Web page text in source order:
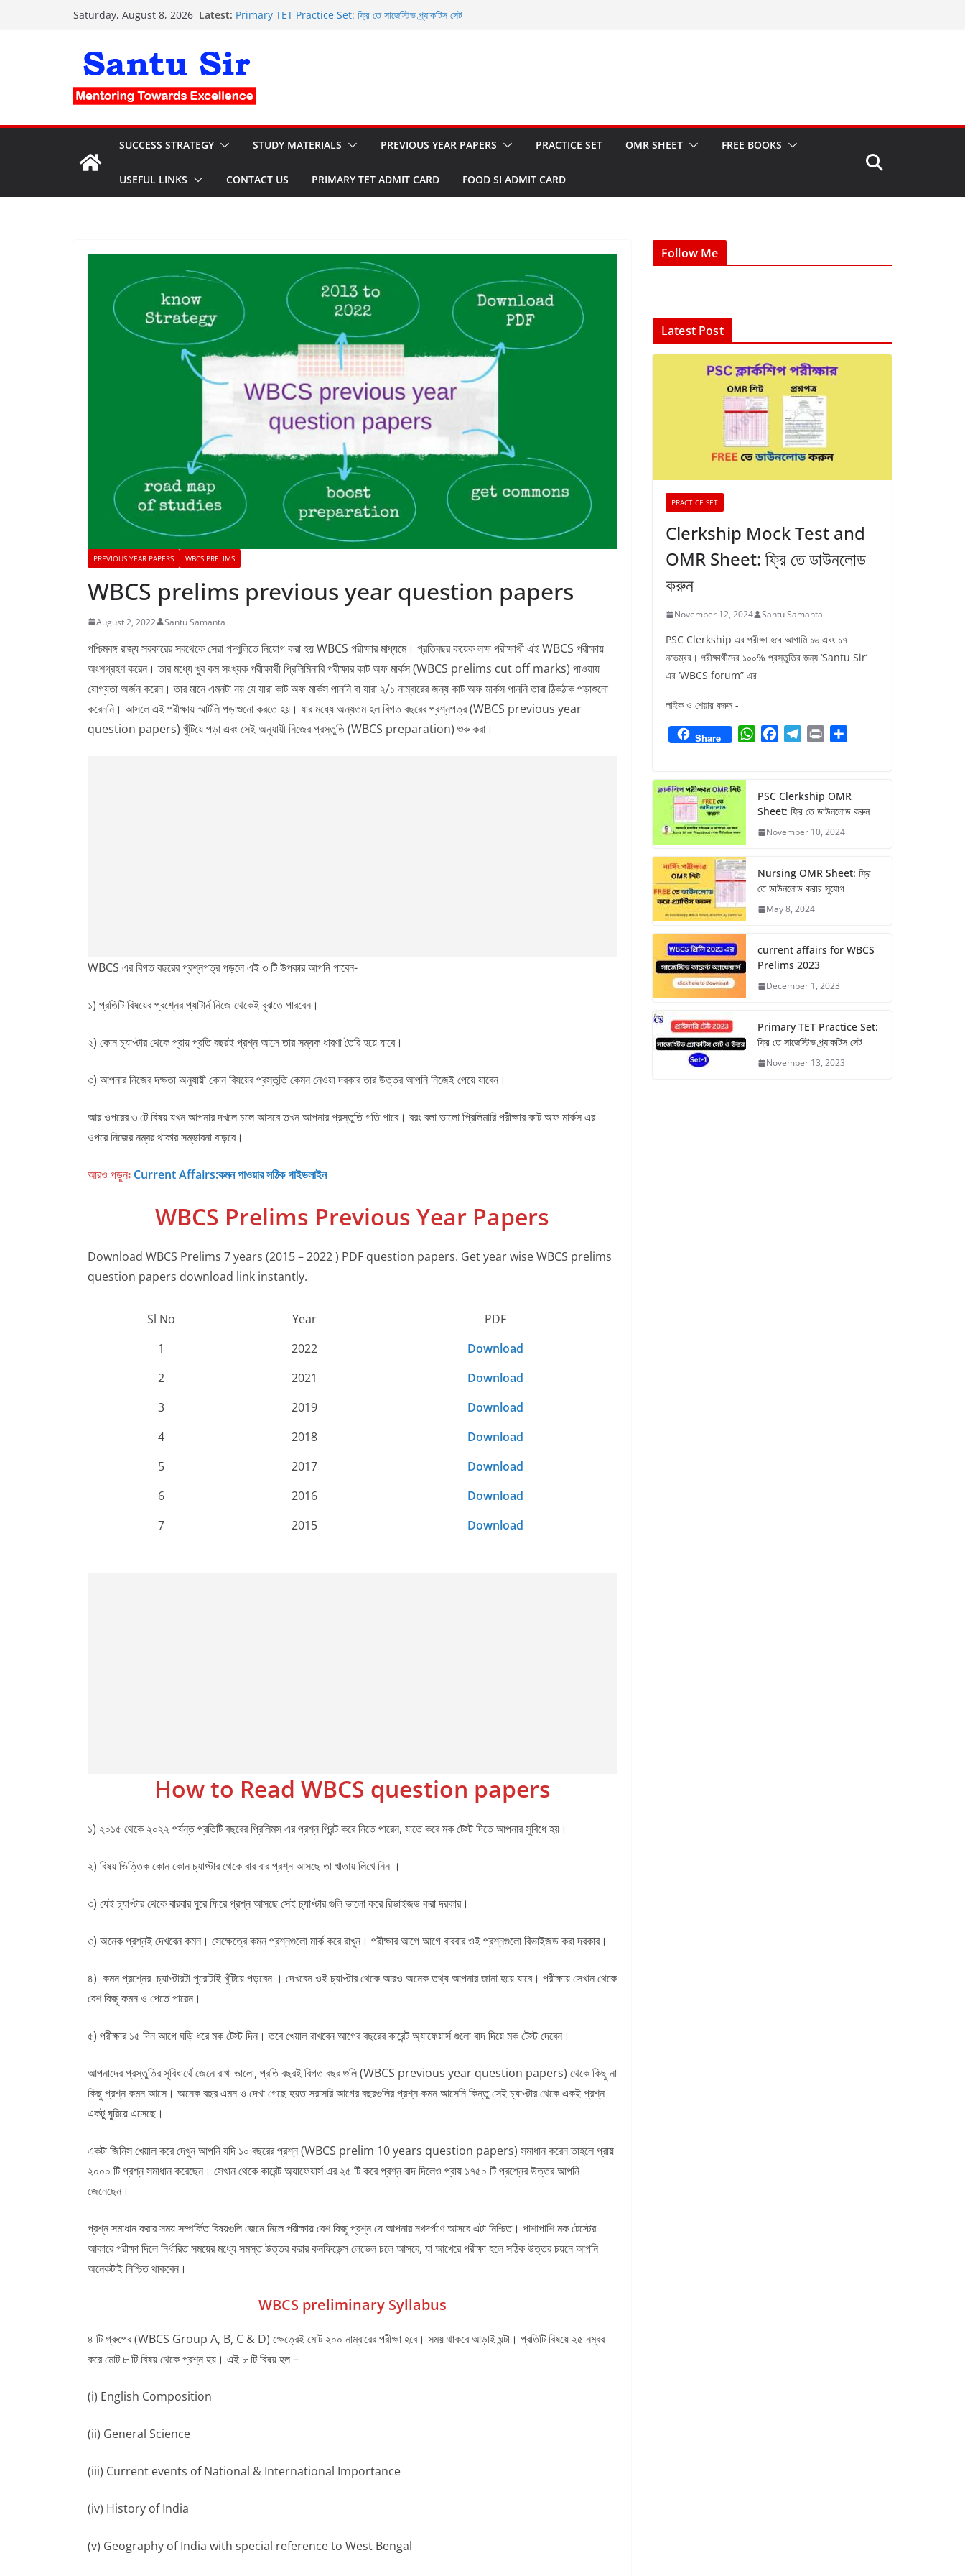
Saturday, August 8, 2026 Latest: Primary TET Practice Set: ফ্রি তে সাজেস্টিভ প্র্যাকটিস সেট
Nursing OMR Sheet: ফ্রি তে ডাউনলোড করার সুযোগ
current affairs for WBCS Prelims 2023
SUCCESS STRATEGY STUDY MATERIALS PREVIOUS YEAR PAPERS PRACTICE SET OMR SHEET FREE BOOKS
USEFUL LINKS CONTACT US PRIMARY TET ADMIT CARD FOOD SI ADMIT CARD
PREVIOUS YEAR PAPERS WBCS PRELIMS
WBCS prelims previous year question papers
August 2, 2022 Santu Samanta
পশ্চিমবঙ্গ রাজ্য সরকারের সবথেকে সেরা পদ্গুলিতে নিয়োগ করা হয় WBCS পরীক্ষার মাধ্যমে। প্রতিবছর কয়েক লক্ষ পরীক্ষার্থী এই WBCS পরীক্ষায়
অংশগ্রহণ করেন। তার মধ্যে খুব কম সংখ্যক পরীক্ষার্থী প্রিলিমিনারি পরীক্ষার কাট অফ মার্কস (WBCS prelims cut off marks) পাওয়ায়
যোগ্যতা অর্জন করেন। তার মানে এমনটা নয় যে যারা কাট অফ মার্কস পাননি বা যারা ২/১ নাম্বারের জন্য কাট অফ মার্কস পাননি তারা ঠিকঠাক পড়াশুনো
করেননি। আসলে এই পরীক্ষায় স্মার্টলি পড়াশুনো করতে হয়। যার মধ্যে অন্যতম হল বিগত বছরের প্রশ্নপত্র (WBCS previous year
question papers) খুঁটিয়ে পড়া এবং সেই অনুযায়ী নিজের প্রস্তুতি (WBCS preparation) শুরু করা।
WBCS এর বিগত বছরের প্রশ্নপত্র পড়লে এই ৩ টি উপকার আপনি পাবেন-
১) প্রতিটি বিষয়ের প্রশ্নের প্যাটার্ন নিজে থেকেই বুঝতে পারবেন।
২) কোন চ্যাপ্টার থেকে প্রায় প্রতি বছরই প্রশ্ন আসে তার সম্যক ধারণা তৈরি হয়ে যাবে।
৩) আপনার নিজের দক্ষতা অনুযায়ী কোন বিষয়ের প্রস্তুতি কেমন নেওয়া দরকার তার উত্তর আপনি নিজেই পেয়ে যাবেন।
আর ওপরের ৩ টে বিষয় যখন আপনার দখলে চলে আসবে তখন আপনার প্রস্তুতি গতি পাবে। বরং বলা ভালো প্রিলিমারি পরীক্ষার কাট অফ মার্কস এর
ওপরে নিজের নম্বর থাকার সম্ভাবনা বাড়বে।
আরও পড়ুনঃ Current Affairs:কমন পাওয়ার সঠিক গাইডলাইন
WBCS Prelims Previous Year Papers
Download WBCS Prelims 7 years (2015 – 2022 ) PDF question papers. Get year wise WBCS prelims
question papers download link instantly.
Sl No Year
PDF
1
2022
Download
2
2021
Download
3
2019
Download
4
2018
Download
5
2017
Download
6
2016
Download
7
2015 Download
How to Read WBCS question papers
১) ২০১৫ থেকে ২০২২ পর্যন্ত প্রতিটি বছরের প্রিলিমস এর প্রশ্ন প্রিন্ট করে নিতে পারেন, যাতে করে মক টেস্ট দিতে আপনার সুবিধে হয়।
২) বিষয় ভিত্তিক কোন কোন চ্যাপ্টার থেকে বার বার প্রশ্ন আসছে তা খাতায় লিখে নিন ।
৩) যেই চ্যাপ্টার থেকে বারবার ঘুরে ফিরে প্রশ্ন আসছে সেই চ্যাপ্টার গুলি ভালো করে রিভাইজড করা দরকার।
৩) অনেক প্রশ্নই দেখবেন কমন। সেক্ষেত্রে কমন প্রশ্নগুলো মার্ক করে রাখুন। পরীক্ষার আগে আগে বারবার ওই প্রশ্নগুলো রিভাইজড করা দরকার।
৪) কমন প্রশ্নের চ্যাপ্টারটা পুরোটাই খুঁটিয়ে পড়বেন । দেখবেন ওই চ্যাপ্টার থেকে আরও অনেক তথ্য আপনার জানা হয়ে যাবে। পরীক্ষায় সেখান থেকে
বেশ কিছু কমন ও পেতে পারেন।
৫) পরীক্ষার ১৫ দিন আগে ঘড়ি ধরে মক টেস্ট দিন। তবে খেয়াল রাখবেন আগের বছরের কারেন্ট অ্যাফেয়ার্স গুলো বাদ দিয়ে মক টেস্ট দেবেন।
আপনাদের প্রস্তুতির সুবিধার্থে জেনে রাখা ভালো, প্রতি বছরই বিগত বছর গুলি (WBCS previous year question papers) থেকে কিছু না
কিছু প্রশ্ন কমন আসে। অনেক বছর এমন ও দেখা গেছে হয়ত সরাসরি আগের বছরগুলির প্রশ্ন কমন আসেনি কিন্তু সেই চ্যাপ্টার থেকে একই প্রশ্ন
একটু ঘুরিয়ে এসেছে।
একটা জিনিস খেয়াল করে দেখুন আপনি যদি ১০ বছরের প্রশ্ন (WBCS prelim 10 years question papers) সমাধান করেন তাহলে প্রায়
২০০০ টি প্রশ্ন সমাধান করেছেন। সেখান থেকে কারেন্ট অ্যাফেয়ার্স এর ২৫ টি করে প্রশ্ন বাদ দিলেও প্রায় ১৭৫০ টি প্রশ্নের উত্তর আপনি
জেনেছেন।
প্রশ্ন সমাধান করার সময় সম্পর্কিত বিষয়গুলি জেনে নিলে পরীক্ষায় বেশ কিছু প্রশ্ন যে আপনার নখদর্পণে আসবে এটা নিশ্চিত। পাশাপাশি মক টেস্টের
আকারে পরীক্ষা দিলে নির্ধারিত সময়ের মধ্যে সমস্ত উত্তর করার কনফিডেন্স লেভেল চলে আসবে, যা আখেরে পরীক্ষা হলে সঠিক উত্তর চয়নে আপনি
অনেকটাই নিশ্চিত থাকবেন।
WBCS preliminary Syllabus
৪ টি গ্রুপের (WBCS Group A, B, C & D) ক্ষেত্রেই মোট ২০০ নাম্বারের পরীক্ষা হবে। সময় থাকবে আড়াই ঘন্টা। প্রতিটি বিষয়ে ২৫ নম্বর
করে মোট ৮ টি বিষয় থেকে প্রশ্ন হয়। এই ৮ টি বিষয় হল –
(i) English Composition
(ii) General Science
(iii) Current events of National & International Importance
(iv) History of India
(v) Geography of India with special reference to West Bengal
Follow Me
Latest Post
PRACTICE SET
Clerkship Mock Test and
OMR Sheet: ফ্রি তে ডাউনলোড
করুন
November 12, 2024 Santu Samanta
PSC Clerkship এর পরীক্ষা হবে আগামি ১৬ এবং ১৭
নভেম্বর। পরীক্ষার্থীদের ১০০% প্রস্তুতির জন্য ‘Santu Sir’
এর ‘WBCS forum” এর
লাইক ও শেয়ার করুন -
Share
W
s
A
p
b
o
o
g
r
a
e
PSC Clerkship OMR
Sheet: ফ্রি তে ডাউনলোড করুন
November 10, 2024
Nursing OMR Sheet: ফ্রি
তে ডাউনলোড করার সুযোগ
May 8, 2024
current affairs for WBCS
Prelims 2023
December 1, 2023
Primary TET Practice Set:
ফ্রি তে সাজেস্টিভ প্র্যাকটিস সেট
November 13, 2023